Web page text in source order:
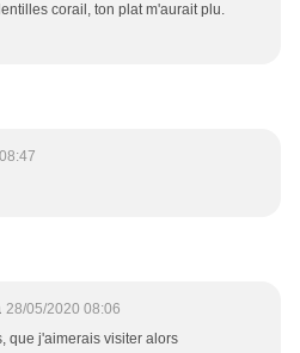
corail, ton plat m'aurait plu.
28/05/2020 08:06
que j'aimerais visiter alors